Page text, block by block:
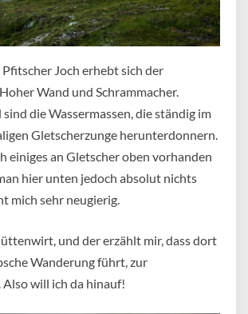
Joch erhebt sich der
Wand und Schrammacher.
die Wassermassen, die ständig im
Gletscherzunge herunterdonnern.
einiges an Gletscher oben vorhanden
hier unten jedoch absolut nichts
mich sehr neugierig.
und der erzählt mir, dass dort
Wanderung führt, zur
Also will ich da hinauf!